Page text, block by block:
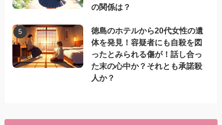
の関係は？
徳島のホテルから20代女性の遺
体を発見！容疑者にも自殺を図
ったとみられる傷が！話し合っ
た末の心中か？それとも承諾殺
人か？